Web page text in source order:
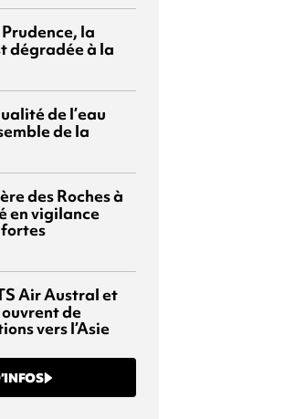
Prudence, la
dégradée à la
de l’eau
de la
des Roches à
en vigilance
fortes
Air Austral et
de
vers l’Asie